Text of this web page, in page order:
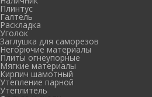
Плинтус
Галтель
Раскладка
Уголок
Заглушка для саморезов
Негорючие материалы
Плиты огнеупорные
Мягкие материалы
Кирпич шамотный
Утепление парной
Утеплитель